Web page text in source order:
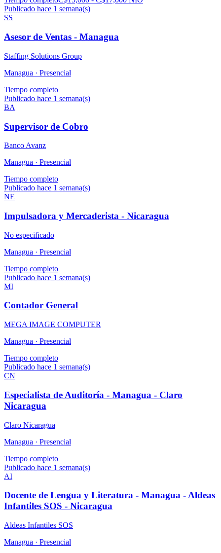
Publicado hace 1 semana(s)
SS
Asesor de Ventas - Managua
Staffing Solutions Group
Managua · Presencial
Tiempo completo
Publicado hace 1 semana(s)
BA
Supervisor de Cobro
Banco Avanz
Managua · Presencial
Tiempo completo
Publicado hace 1 semana(s)
NE
Impulsadora y Mercaderista - Nicaragua
No especificado
Managua · Presencial
Tiempo completo
Publicado hace 1 semana(s)
MI
Contador General
MEGA IMAGE COMPUTER
Managua · Presencial
Tiempo completo
Publicado hace 1 semana(s)
CN
Especialista de Auditoría - Managua - Claro
Nicaragua
Claro Nicaragua
Managua · Presencial
Tiempo completo
Publicado hace 1 semana(s)
AI
Docente de Lengua y Literatura - Managua - Aldeas
Infantiles SOS - Nicaragua
Aldeas Infantiles SOS
Managua · Presencial